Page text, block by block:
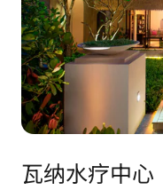
瓦纳水疗中心